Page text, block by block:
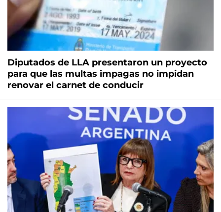
Diputados de LLA presentaron un proyecto
para que las multas impagas no impidan
renovar el carnet de conducir